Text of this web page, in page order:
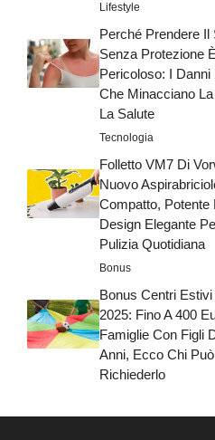
Lifestyle
Perché Prendere Il
Senza Protezione È
Pericoloso: I Danni
Che Minacciano
La Salute
Tecnologia
Folletto VM7 Di
Nuovo
Compatto, Potente
Design Elegante
Pulizia Quotidiana
Bonus
Bonus Centri
2025: Fino A 400
Famiglie Con Figli
Anni, Ecco Chi Può
Richiederlo